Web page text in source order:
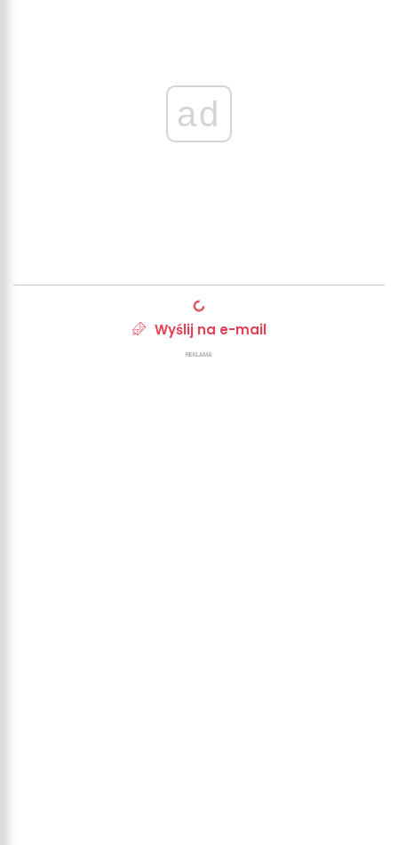
ad
Wyślij na e-mail
REKLAMA